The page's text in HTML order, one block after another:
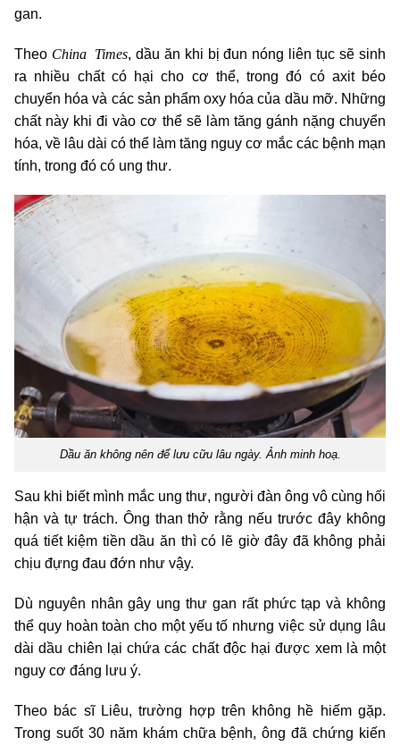
gan.
Theo China Times, dầu ăn khi bị đun nóng liên tục sẽ sinh
ra nhiều chất có hại cho cơ thể, trong đó có axit béo
chuyển hóa và các sản phẩm oxy hóa của dầu mỡ. Những
chất này khi đi vào cơ thể sẽ làm tăng gánh nặng chuyển
hóa, về lâu dài có thể làm tăng nguy cơ mắc các bệnh mạn
tính, trong đó có ung thư.
Dầu ăn không nên để lưu cữu lâu ngày. Ảnh minh hoạ.
Sau khi biết mình mắc ung thư, người đàn ông vô cùng hối
hận và tự trách. Ông than thở rằng nếu trước đây không
quá tiết kiệm tiền dầu ăn thì có lẽ giờ đây đã không phải
chịu đựng đau đớn như vậy.
Dù nguyên nhân gây ung thư gan rất phức tạp và không
thể quy hoàn toàn cho một yếu tố nhưng việc sử dụng lâu
dài dầu chiên lại chứa các chất độc hại được xem là một
nguy cơ đáng lưu ý.
Theo bác sĩ Liêu, trường hợp trên không hề hiếm gặp.
Trong suốt 30 năm khám chữa bệnh, ông đã chứng kiến